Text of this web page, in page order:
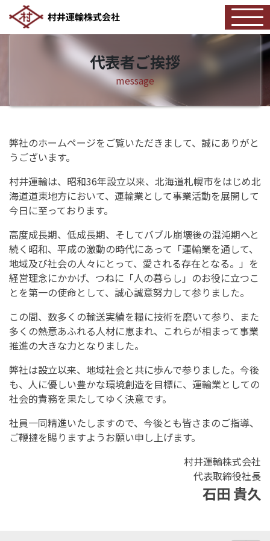
代表者ご挨拶
message
弊社のホームページをご覧いただきまして、誠にありがと
うございます。
村井運輸は、昭和36年設立以来、北海道札幌市をはじめ北
海道道東地方において、運輸業として事業活動を展開して
今日に至っております。
高度成長期、低成長期、そしてバブル崩壊後の混沌期へと
続く昭和、平成の激動の時代にあって「運輸業を通して、
地域及び社会の人々にとって、愛される存在となる。」を
経営理念にかかげ、つねに「人の暮らし」のお役に立つこ
とを第一の使命として、誠心誠意努力して参りました。
この間、数多くの輸送実績を糧に技術を磨いて参り、また
多くの熱意あふれる人材に恵まれ、これらが相まって事業
推進の大きな力となりました。
弊社は設立以来、地域社会と共に歩んで参りました。今後
も、人に優しい豊かな環境創造を目標に、運輸業としての
社会的責務を果たしてゆく決意です。
社員一同精進いたしますので、今後とも皆さまのご指導、
ご鞭撻を賜りますようお願い申し上げます。
村井運輸株式会社
代表取締役社長
石田 貴久